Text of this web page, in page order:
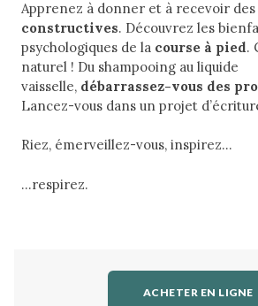
Apprenez à donner et à recevoir des
constructives. Découvrez les
psychologiques de la course à pied.
naturel ! Du shampooing au liquide
vaisselle, débarrassez-vous des
Lancez-vous dans un projet
Riez, émerveillez-vous, inspirez…
…respirez.
ACHETER EN LIGNE